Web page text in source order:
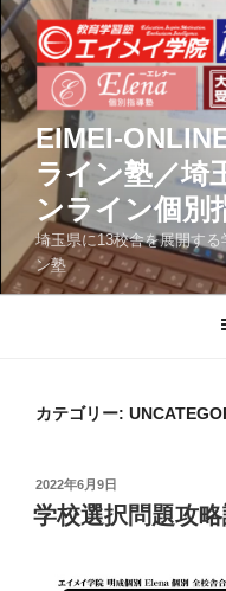
コ
ン
テ
ン
ツ
へ
プ
EIMEI-
ライン塾／埼
ンライン個別
埼玉県に13校舎を展開す
ン塾
カテゴリー:
投
稿
日:
2022年6月9日
学校選択問題攻略